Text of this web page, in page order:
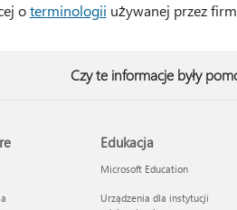
oterminologii używanej przez
Czy te informacje były
Edukacja
Microsoft Education
Urządzenia dla instytucji